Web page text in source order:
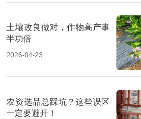
土壤改良做对，作物高产事
半功倍
2026-04-23
农资选品总踩坑？这些误区
一定要避开！